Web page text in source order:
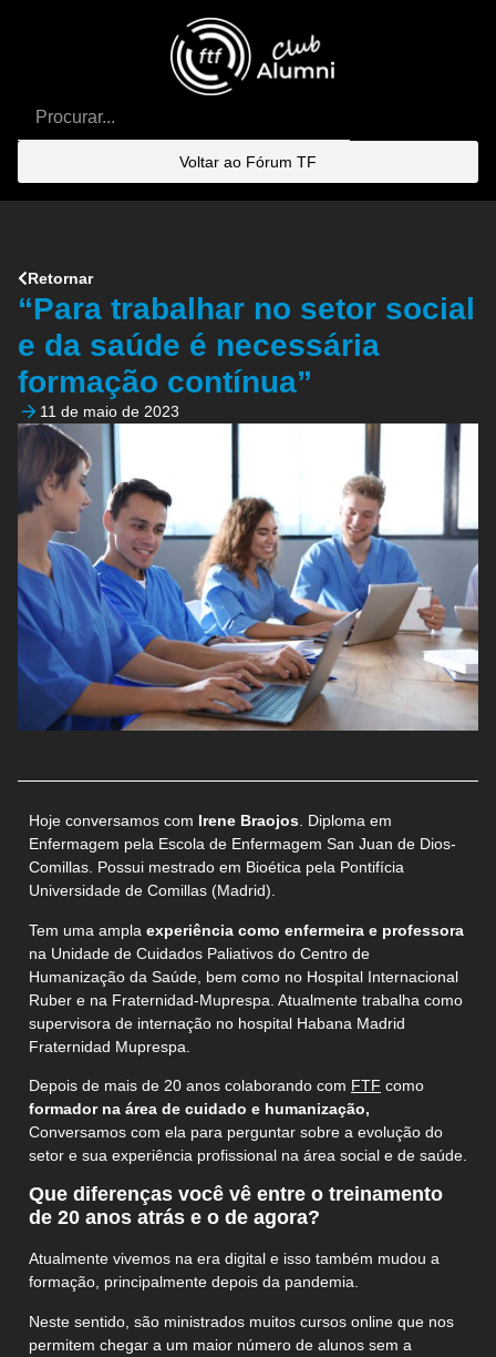
Voltar ao Fórum TF
Retornar
“Para trabalhar no setor social
e da saúde é necessária
formação contínua”
11 de maio de 2023
Hoje conversamos com Irene Braojos. Diploma em
Enfermagem pela Escola de Enfermagem San Juan de Dios-
Comillas. Possui mestrado em Bioética pela Pontifícia
Universidade de Comillas (Madrid).
Tem uma ampla experiência como enfermeira e professora
na Unidade de Cuidados Paliativos do Centro de
Humanização da Saúde, bem como no Hospital Internacional
Ruber e na Fraternidad-Muprespa. Atualmente trabalha como
supervisora de internação no hospital Habana Madrid
Fraternidad Muprespa.
Depois de mais de 20 anos colaborando com FTF como
formador na área de cuidado e humanização,
Conversamos com ela para perguntar sobre a evolução do
setor e sua experiência profissional na área social e de saúde.
Que diferenças você vê entre o treinamento
de 20 anos atrás e o de agora?
Atualmente vivemos na era digital e isso também mudou a
formação, principalmente depois da pandemia.
Neste sentido, são ministrados muitos cursos online que nos
permitem chegar a um maior número de alunos sem a